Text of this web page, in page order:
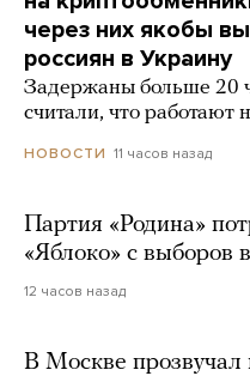
через них якобы
россиян в Украину
Задержаны больше 20
считали, что работают
НОВОСТИ 11 часов назад
Партия «Родина»
«Яблоко» с выборов
12 часов назад
В Москве прозвучал